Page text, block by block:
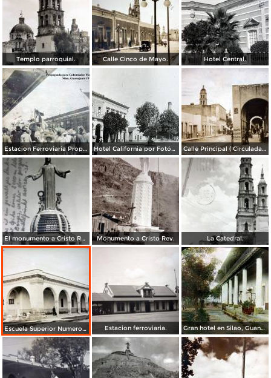
Templo parroquial. Calle Cinco de Mayo. Hotel Central.
Estacion Ferroviaria Propaganda para Gobernador Madrazo-Montes Silao, Guanajuato 1919 Hotel California por Fotógrafo Winfield Scott. Calle Principal ( Circulada el 7 de Enero de 1934 )
El monumento a Cristo Rey en el cerro del Cubilete. Monumento a Cristo Rey. La Catedral.
Escuela Superior Numero uno. Estacion ferroviaria. Gran hotel en Silao, Guanajuato por el Fotógrafo Charles B. Waite